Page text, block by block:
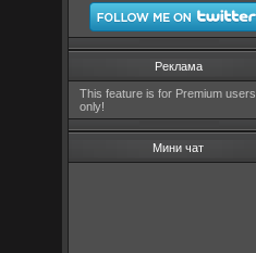
Реклама
This feature is for Premium users
only!
Мини чат